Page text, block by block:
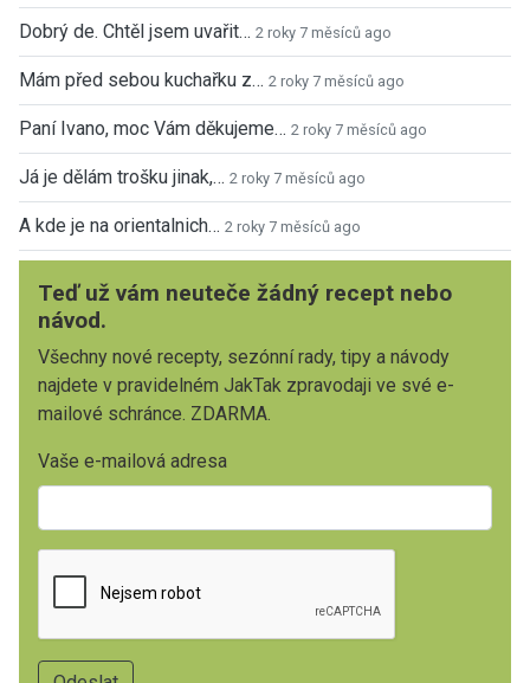
Dobrý de. Chtěl jsem uvařit… 2 roky 7 měsíců ago
Mám před sebou kuchařku z… 2 roky 7 měsíců ago
Paní Ivano, moc Vám děkujeme… 2 roky 7 měsíců ago
Já je dělám trošku jinak,… 2 roky 7 měsíců ago
A kde je na orientalnich… 2 roky 7 měsíců ago
Teď už vám neuteče žádný recept nebo
návod.
Všechny nové recepty, sezónní rady, tipy a návody
najdete v pravidelném JakTak zpravodaji ve své e-
mailové schránce. ZDARMA.
Vaše e-mailová adresa